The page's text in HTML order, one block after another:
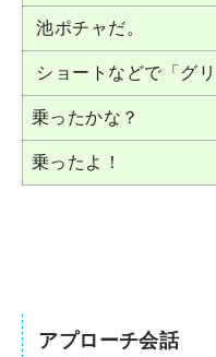
池ポチャだ。
ショートなどで「グ
乗ったかな？
乗ったよ！
アプローチ会話